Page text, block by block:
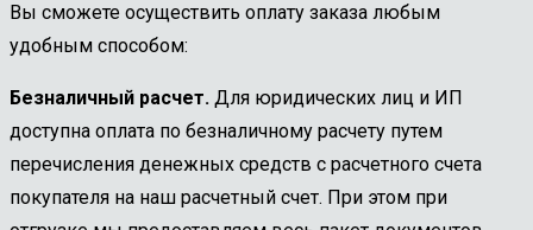
Вы сможете осуществить оплату заказа любым
удобным способом:
Безналичный расчет. Для юридических лиц и ИП
доступна оплата по безналичному расчету путем
перечисления денежных средств с расчетного счета
покупателя на наш расчетный счет. При этом при